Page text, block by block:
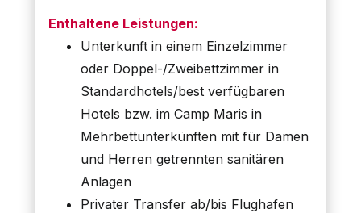
Enthaltene Leistungen:
Unterkunft in einem Einzelzimmer
oder Doppel-/Zweibettzimmer in
Standardhotels/best verfügbaren
Hotels bzw. im Camp Maris in
Mehrbettunterkünften mit für Damen
und Herren getrennten sanitären
Anlagen
Privater Transfer ab/bis Flughafen